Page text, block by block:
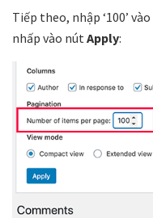
Tiếp theo, nhập ‘100’ vào
nhấp vào nút Apply: